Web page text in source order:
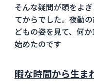
そんな疑問が頭をよ
てからでした。夜勤
どもの姿を見て、何
始めたのです
暇な時間から生ま